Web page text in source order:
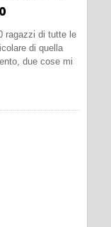
ragazzi di tutte le
di quella
due cose mi